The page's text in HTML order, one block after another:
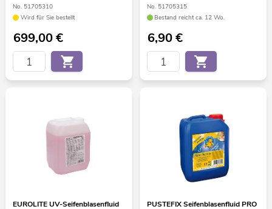
No. 51705310
Wird für Sie bestellt
699,00€
No. 51705315
Bestand reicht ca. 12 Wo.
6,90€
EUROLITE UV-Seifenblasenfluid
PUSTEFIX Seifenblasenfluid PRO